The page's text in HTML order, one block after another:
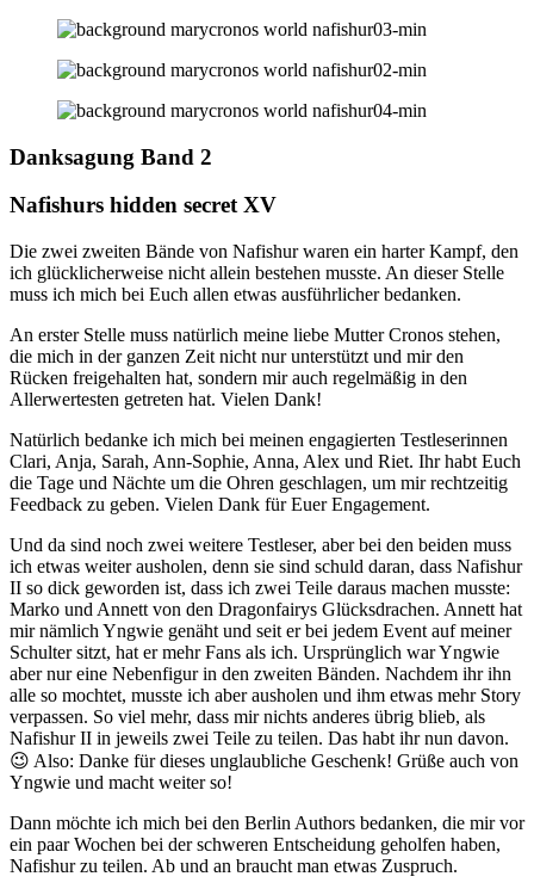
Danksagung Band 2
Nafishurs hidden secret XV
Die zwei zweiten Bände von Nafishur waren ein harter Kampf, den
ich glücklicherweise nicht allein bestehen musste. An dieser Stelle
muss ich mich bei Euch allen etwas ausführlicher bedanken.
An erster Stelle muss natürlich meine liebe Mutter Cronos stehen,
die mich in der ganzen Zeit nicht nur unterstützt und mir den
Rücken freigehalten hat, sondern mir auch regelmäßig in den
Allerwertesten getreten hat. Vielen Dank!
Natürlich bedanke ich mich bei meinen engagierten Testleserinnen
Clari, Anja, Sarah, Ann-Sophie, Anna, Alex und Riet. Ihr habt Euch
die Tage und Nächte um die Ohren geschlagen, um mir rechtzeitig
Feedback zu geben. Vielen Dank für Euer Engagement.
Und da sind noch zwei weitere Testleser, aber bei den beiden muss
ich etwas weiter ausholen, denn sie sind schuld daran, dass Nafishur
II so dick geworden ist, dass ich zwei Teile daraus machen musste:
Marko und Annett von den Dragonfairys Glücksdrachen. Annett hat
mir nämlich Yngwie genäht und seit er bei jedem Event auf meiner
Schulter sitzt, hat er mehr Fans als ich. Ursprünglich war Yngwie
aber nur eine Nebenfigur in den zweiten Bänden. Nachdem ihr ihn
alle so mochtet, musste ich aber ausholen und ihm etwas mehr Story
verpassen. So viel mehr, dass mir nichts anderes übrig blieb, als
Nafishur II in jeweils zwei Teile zu teilen. Das habt ihr nun davon.
😉 Also: Danke für dieses unglaubliche Geschenk! Grüße auch von
Yngwie und macht weiter so!
Dann möchte ich mich bei den Berlin Authors bedanken, die mir vor
ein paar Wochen bei der schweren Entscheidung geholfen haben,
Nafishur zu teilen. Ab und an braucht man etwas Zuspruch.